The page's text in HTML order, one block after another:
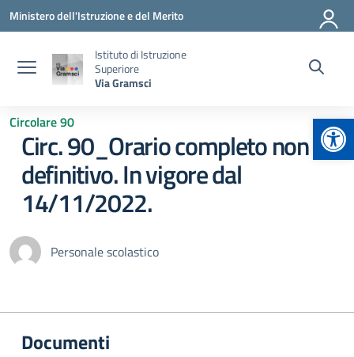
Vai ai contenuti
Vai al menu di navigazione
Vai al footer
Ministero dell'Istruzione e del Merito
Istituto di Istruzione
Superiore
Via Gramsci
Circolare 90
Circ. 90_Orario completo non
definitivo. In vigore dal
14/11/2022.
Personale scolastico
Documenti